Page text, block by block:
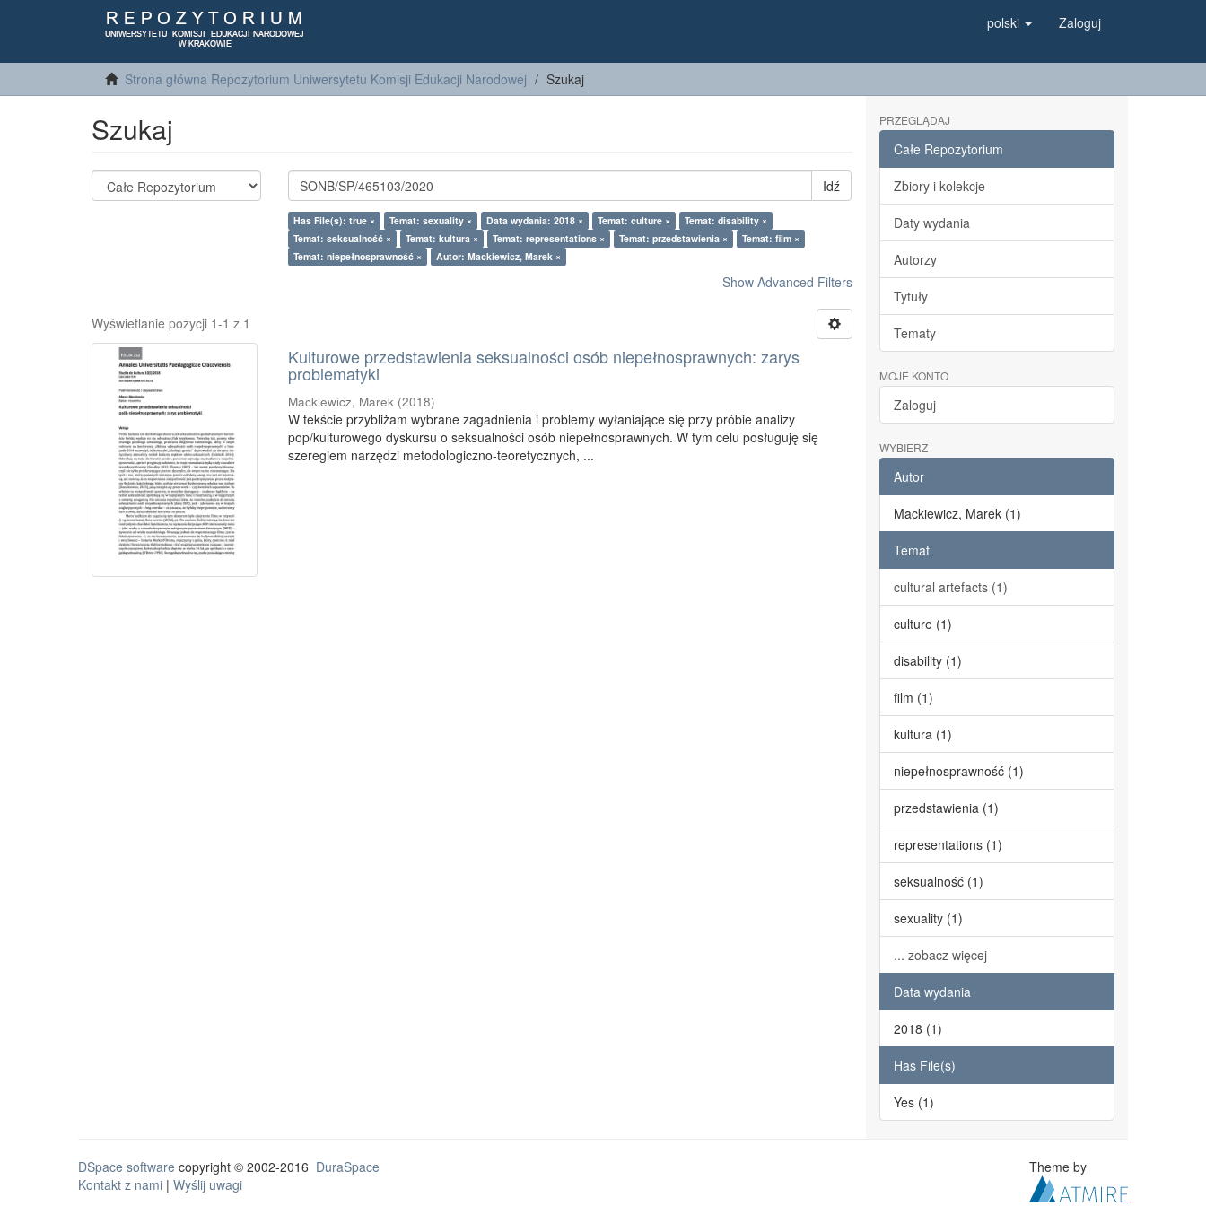
polski Zaloguj
Strona główna Repozytorium Uniwersytetu Komisji Edukacji Narodowej Szukaj
Szukaj
Idź
Has File(s): true × Temat: sexuality × Data wydania: 2018 × Temat: culture ×
Temat: disability ×
Temat: seksualność ×
Temat: kultura × Temat: representations × Temat: przedstawienia ×
Temat: film ×
Temat: niepełnosprawność ×
Autor: Mackiewicz, Marek ×
Show Advanced Filters
Wyświetlanie pozycji 1-1 z 1
Kulturowe przedstawienia seksualności osób niepełnosprawnych: zarys
problematyki
Mackiewicz, Marek (2018)
W tekście przybliżam wybrane zagadnienia i problemy wyłaniające się przy próbie analizy
pop/kulturowego dyskursu o seksualności osób niepełnosprawnych. W tym celu posługuję się
szeregiem narzędzi metodologiczno-teoretycznych, ...
PRZEGLĄDAJ
Całe Repozytorium
Zbiory i kolekcje
Daty wydania
Autorzy
Tytuły
Tematy
MOJE KONTO
Zaloguj
WYBIERZ
Autor
Mackiewicz, Marek (1)
Temat
cultural artefacts (1)
culture (1)
disability (1)
film (1)
kultura (1)
niepełnosprawność (1)
przedstawienia (1)
representations (1)
seksualność (1)
sexuality (1)
... zobacz więcej
Data wydania
2018 (1)
Has File(s)
Yes (1)
DSpace software copyright © 2002-2016 DuraSpace
Kontakt z nami | Wyślij uwagi
Theme by